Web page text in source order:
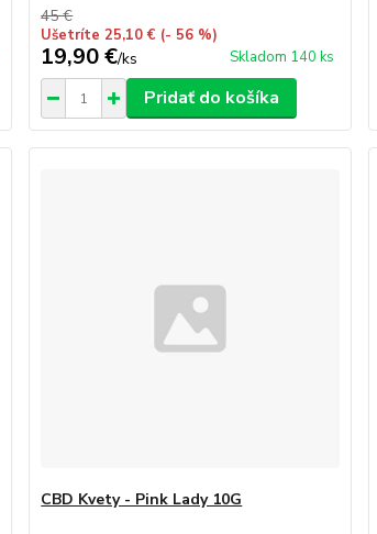
45 €
Ušetríte 25,10 € (- 56 %)
19,90 €/ks Skladom 140 ks
Pridať do košíka
CBD Kvety - Pink Lady 10G